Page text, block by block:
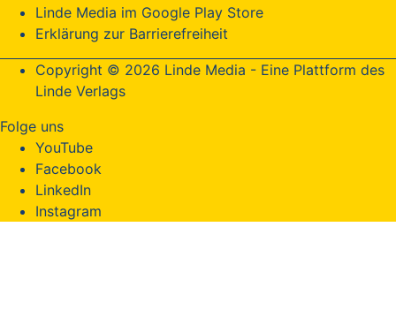
Linde Media im Google Play Store
Erklärung zur Barrierefreiheit
Copyright © 2026 Linde Media - Eine Plattform des
Linde Verlags
Folge uns
YouTube
Facebook
LinkedIn
Instagram